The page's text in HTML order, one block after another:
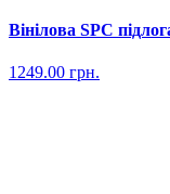
Вінілова SPC
1249.00 грн.